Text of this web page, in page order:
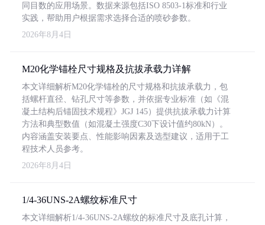
同目数的应用场景。数据来源包括ISO 8503-1标准和行业
实践，帮助用户根据需求选择合适的喷砂参数。
2026年8月4日
M20化学锚栓尺寸规格及抗拔承载力详解
本文详细解析M20化学锚栓的尺寸规格和抗拔承载力，包
括螺杆直径、钻孔尺寸等参数，并依据专业标准（如《混
凝土结构后锚固技术规程》JGJ 145）提供抗拔承载力计算
方法和典型数值（如混凝土强度C30下设计值约80kN）。
内容涵盖安装要点、性能影响因素及选型建议，适用于工
程技术人员参考。
2026年8月4日
1/4-36UNS-2A螺纹标准尺寸
本文详细解析1/4-36UNS-2A螺纹的标准尺寸及底孔计算，